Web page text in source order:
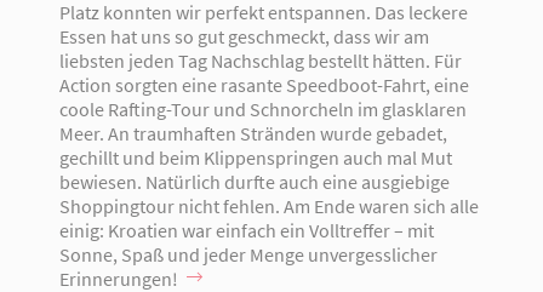
Platz konnten wir perfekt entspannen. Das leckere
Essen hat uns so gut geschmeckt, dass wir am
liebsten jeden Tag Nachschlag bestellt hätten. Für
Action sorgten eine rasante Speedboot-Fahrt, eine
coole Rafting-Tour und Schnorcheln im glasklaren
Meer. An traumhaften Stränden wurde gebadet,
gechillt und beim Klippenspringen auch mal Mut
bewiesen. Natürlich durfte auch eine ausgiebige
Shoppingtour nicht fehlen. Am Ende waren sich alle
einig: Kroatien war einfach ein Volltreffer – mit
Sonne, Spaß und jeder Menge unvergesslicher
Erinnerungen!